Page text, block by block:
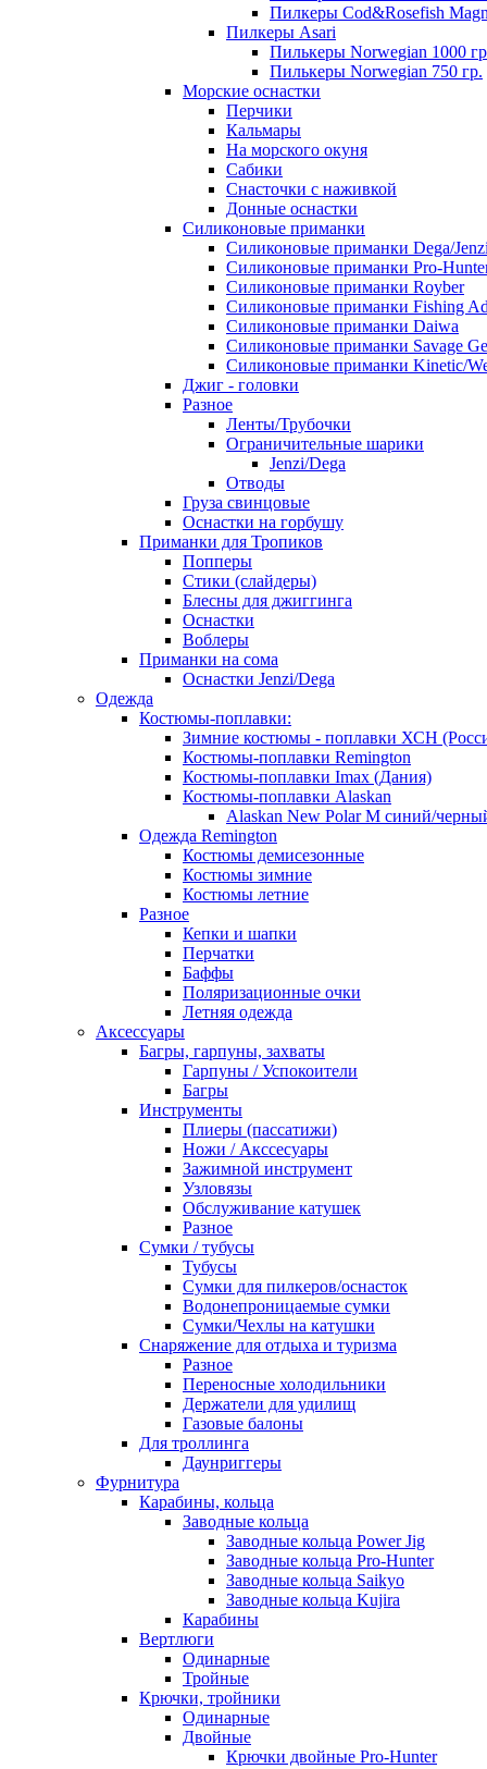
Пилкеры Cod&Rosefish
Пилкеры Asari
Пилькеры Norwegian 1000
Пилькеры Norwegian 750 гр.
Морские оснастки
Перчики
Кальмары
На морского окуня
Сабики
Снасточки с наживкой
Донные оснастки
Силиконовые приманки
Силиконовые приманки Dega/Jenzi
Силиконовые приманки Pro-
Силиконовые приманки Royber
Силиконовые приманки Fishing
Силиконовые приманки Daiwa
Силиконовые приманки Savage
Силиконовые приманки Kinetic/
Джиг - головки
Разное
Ленты/Трубочки
Ограничительные шарики
Jenzi/Dega
Отводы
Груза свинцовые
Оснастки на горбушу
Приманки для Тропиков
Попперы
Стики (слайдеры)
Блесны для джиггинга
Оснастки
Воблеры
Приманки на сома
Оснастки Jenzi/Dega
Одежда
Костюмы-поплавки:
Зимние костюмы - поплавки ХСН
Костюмы-поплавки Remington
Костюмы-поплавки Imax (Дания)
Костюмы-поплавки Alaskan
Alaskan New Polar M синий/
Одежда Remington
Костюмы демисезонные
Костюмы зимние
Костюмы летние
Разное
Кепки и шапки
Перчатки
Баффы
Поляризационные очки
Летняя одежда
Аксессуары
Багры, гарпуны, захваты
Гарпуны / Успокоители
Багры
Инструменты
Плиеры (пассатижи)
Ножи / Акссесуары
Зажимной инструмент
Узловязы
Обслуживание катушек
Разное
Сумки / тубусы
Тубусы
Сумки для пилкеров/оснасток
Водонепроницаемые сумки
Сумки/Чехлы на катушки
Снаряжение для отдыха и туризма
Разное
Переносные холодильники
Держатели для удилищ
Газовые балоны
Для троллинга
Даунриггеры
Фурнитура
Карабины, кольца
Заводные кольца
Заводные кольца Power Jig
Заводные кольца Pro-Hunter
Заводные кольца Saikyo
Заводные кольца Kujira
Карабины
Вертлюги
Одинарные
Тройные
Крючки, тройники
Одинарные
Двойные
Крючки двойные Pro-Hunter